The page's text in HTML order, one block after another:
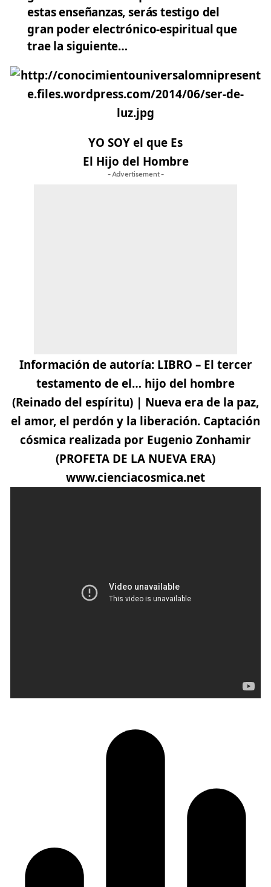
estas enseñanzas, serás testigo del
gran poder electrónico-espiritual que
trae la siguiente…
YO SOY el que Es
El Hijo del Hombre
- Advertisement -
Información de autoría:LIBRO – El tercer
testamento de el… hijo del hombre
(Reinado del espíritu) | Nueva era de la paz,
el amor, el perdón y la liberación. Captación
cósmica realizada por Eugenio Zonhamir
(PROFETA DE LA NUEVA ERA)
www.cienciacosmica.net